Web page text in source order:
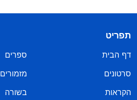
תפריט
דף הבית
ספרים
סרטונים
מזמורים
הקראות
בשורה